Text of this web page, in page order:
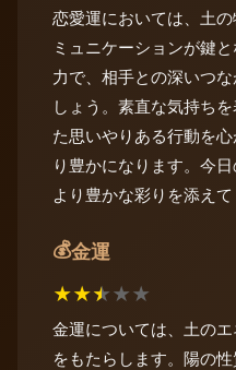
恋愛運においては、土
ミュニケーションが鍵
力で、相手との深いつ
しょう。素直な気持ち
た思いやりある行動を
り豊かになります。今
より豊かな彩りを添えて
💰金運
★★★★★
金運については、土の
をもたらします。陽の